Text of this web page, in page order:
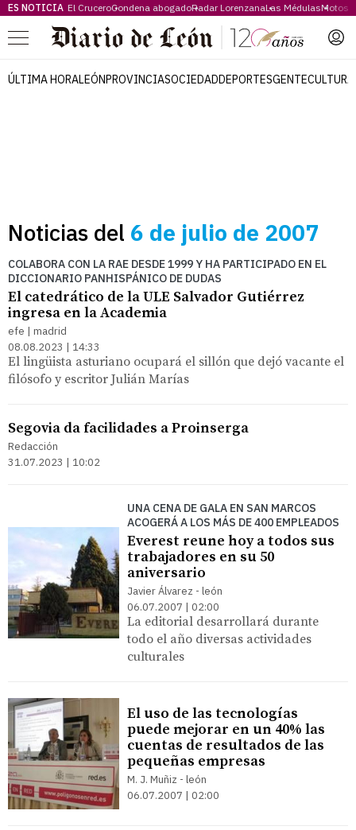
ES NOTICIA El CruceroCondena abogadoRadar LorenzanaLas MédulasMotos
Menú
ÚLTIMA HORALEÓNPROVINCIASOCIEDADDEPORTESGENTECULTURA
Noticias del 6 de julio de 2007
COLABORA CON LA RAE DESDE 1999 Y HA PARTICIPADO EN EL
DICCIONARIO PANHISPÁNICO DE DUDAS
El catedrático de la ULE Salvador Gutiérrez
ingresa en la Academia
efe | madrid
08.08.2023 | 14:33
El lingüista asturiano ocupará el sillón que dejó vacante el
filósofo y escritor Julián Marías
Segovia da facilidades a Proinserga
Redacción
31.07.2023 | 10:02
UNA CENA DE GALA EN SAN MARCOS
ACOGERÁ A LOS MÁS DE 400 EMPLEADOS
Everest reune hoy a todos sus
trabajadores en su 50
aniversario
Javier Álvarez - león
06.07.2007 | 02:00
La editorial desarrollará durante
todo el año diversas actividades
culturales
El uso de las tecnologías
puede mejorar en un 40% las
cuentas de resultados de las
pequeñas empresas
M. J. Muñiz - león
06.07.2007 | 02:00